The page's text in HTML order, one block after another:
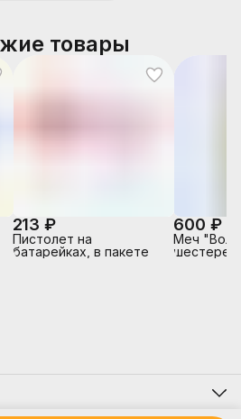
товары
213 ₽
Пистолет на
батарейках, в пакете
600 ₽
Меч